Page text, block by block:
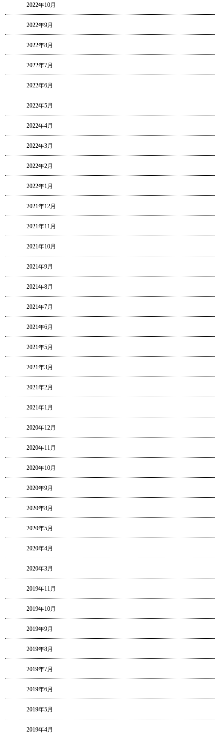
2022年10月
2022年9月
2022年8月
2022年7月
2022年6月
2022年5月
2022年4月
2022年3月
2022年2月
2022年1月
2021年12月
2021年11月
2021年10月
2021年9月
2021年8月
2021年7月
2021年6月
2021年5月
2021年3月
2021年2月
2021年1月
2020年12月
2020年11月
2020年10月
2020年9月
2020年8月
2020年5月
2020年4月
2020年3月
2019年11月
2019年10月
2019年9月
2019年8月
2019年7月
2019年6月
2019年5月
2019年4月